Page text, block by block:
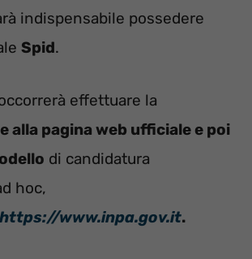
indispensabile possedere
Spid.
effettuare la
alla pagina web ufficiale e poi
di candidatura
hoc,
https://www.inpa.gov.it.